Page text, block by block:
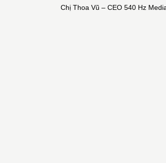
Chị Thoa Vũ – CEO 540 Hz